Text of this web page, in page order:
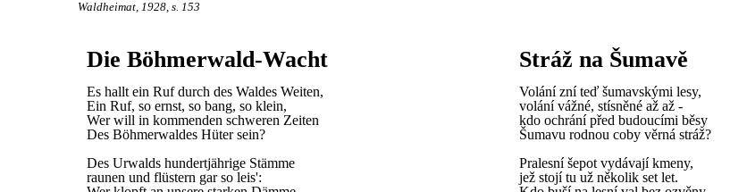
Waldheimat, 1928, s. 153
Die Böhmerwald-Wacht
Es hallt ein Ruf durch des Waldes Weiten,
Ein Ruf, so ernst, so bang, so klein,
Wer will in kommenden schweren Zeiten
Des Böhmerwaldes Hüter sein?
Des Urwalds hundertjährige Stämme
raunen und flüstern gar so leis':
Stráž na Šumavě
Volání zní teď šumavskými lesy,
volání vážné, stísněné až až -
kdo ochrání před budoucími běsy
Šumavu rodnou coby věrná stráž?
Pralesní šepot vydávají kmeny,
jež stojí tu už několik set let.